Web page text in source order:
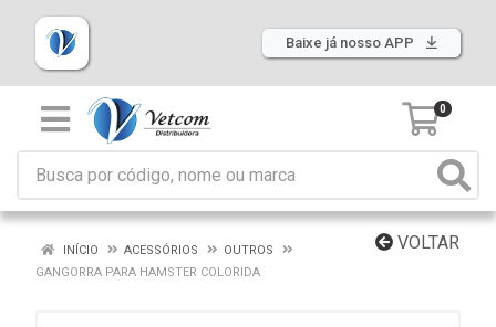
Baixe já nosso APP
0
VOLTAR
INÍCIO ACESSÓRIOS
OUTROS
GANGORRA PARA HAMSTER COLORIDA